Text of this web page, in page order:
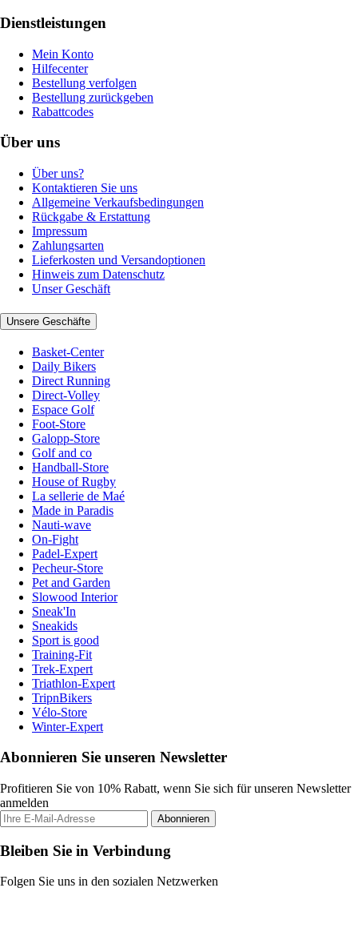
Dienstleistungen
Mein Konto
Hilfecenter
Bestellung verfolgen
Bestellung zurückgeben
Rabattcodes
Über uns
Über uns?
Kontaktieren Sie uns
Allgemeine Verkaufsbedingungen
Rückgabe & Erstattung
Impressum
Zahlungsarten
Lieferkosten und Versandoptionen
Hinweis zum Datenschutz
Unser Geschäft
Unsere Geschäfte
Basket-Center
Daily Bikers
Direct Running
Direct-Volley
Espace Golf
Foot-Store
Galopp-Store
Golf and co
Handball-Store
House of Rugby
La sellerie de Maé
Made in Paradis
Nauti-wave
On-Fight
Padel-Expert
Pecheur-Store
Pet and Garden
Slowood Interior
Sneak'In
Sneakids
Sport is good
Training-Fit
Trek-Expert
Triathlon-Expert
TripnBikers
Vélo-Store
Winter-Expert
Abonnieren Sie unseren Newsletter
Profitieren Sie von 10% Rabatt, wenn Sie sich für unseren Newsletter
anmelden
Abonnieren
Bleiben Sie in Verbindung
Folgen Sie uns in den sozialen Netzwerken